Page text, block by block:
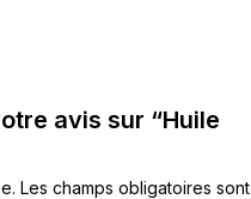
avis sur “Huile
Les champs obligatoires sont